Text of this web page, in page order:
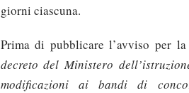
giorni ciascuna.
Prima di pubblicare l’avviso per
decreto del Ministero
modificazioni ai bandi di